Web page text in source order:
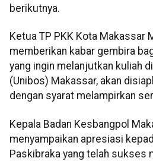
berikutnya.
Ketua TP PKK Kota Makassar
memberikan kabar gembira
yang ingin melanjutkan kuliah
(Unibos) Makassar, akan
dengan syarat melampirkan
Kepala Badan Kesbangpol
menyampaikan apresiasi
Paskibraka yang telah sukses